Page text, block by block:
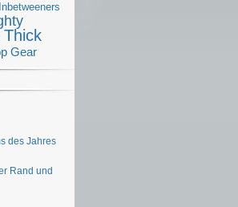
Thick
Gear
des Jahres
Rand und